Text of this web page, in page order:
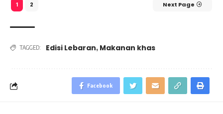
1 2 Next Page
TAGGED: Edisi Lebaran, Makanan khas
Facebook